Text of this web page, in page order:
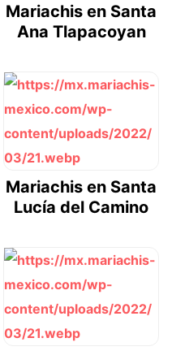
Mariachis en Santa
Ana Tlapacoyan
Mariachis en Santa
Lucía del Camino